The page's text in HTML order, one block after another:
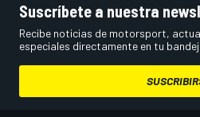
Suscríbete a nuestra
Recibe noticias de motorsport,
especiales directamente en tu